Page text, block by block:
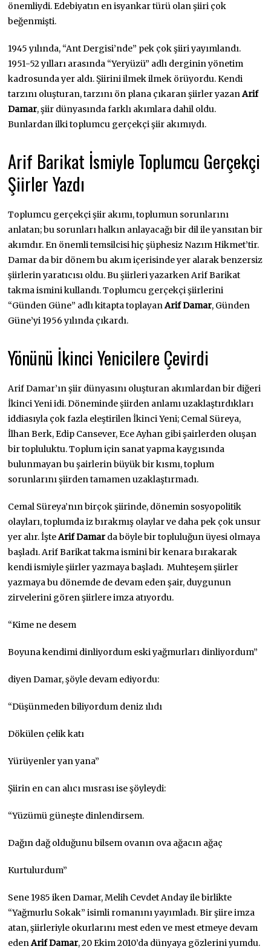
önemliydi. Edebiyatın en isyankar türü olan şiiri çok
beğenmişti.
1945 yılında, “Ant Dergisi’nde” pek çok şiiri yayımlandı.
1951-52 yılları arasında “Yeryüzü” adlı derginin yönetim
kadrosunda yer aldı. Şiirini ilmek ilmek örüyordu. Kendi
tarzını oluşturan, tarzını ön plana çıkaran şiirler yazanArif
Damar, şiir dünyasında farklı akımlara dahil oldu.
Bunlardan ilki toplumcu gerçekçi şiir akımıydı.
Arif Barikat İsmiyle Toplumcu Gerçekçi
Şiirler Yazdı
Toplumcu gerçekçi şiir akımı, toplumun sorunlarını
anlatan; bu sorunları halkın anlayacağı bir dil ile yansıtan bir
akımdır. En önemli temsilcisi hiç şüphesiz Nazım Hikmet’tir.
Damar da bir dönem bu akım içerisinde yer alarak benzersiz
şiirlerin yaratıcısı oldu. Bu şiirleri yazarken Arif Barikat
takma ismini kullandı. Toplumcu gerçekçi şiirlerini
“Günden Güne” adlı kitapta toplayanArif Damar, Günden
Güne’yi 1956 yılında çıkardı.
Yönünü İkinci Yenicilere Çevirdi
Arif Damar’ın şiir dünyasını oluşturan akımlardan bir diğeri
İkinci Yeni idi. Döneminde şiirden anlamı uzaklaştırdıkları
iddiasıyla çok fazla eleştirilen İkinci Yeni; Cemal Süreya,
İlhan Berk, Edip Cansever, Ece Ayhan gibi şairlerden oluşan
bir topluluktu. Toplum için sanat yapma kaygısında
bulunmayan bu şairlerin büyük bir kısmı, toplum
sorunlarını şiirden tamamen uzaklaştırmadı.
Cemal Süreya’nın birçok şiirinde, dönemin sosyopolitik
olayları, toplumda iz bırakmış olaylar ve daha pek çok unsur
yer alır. İşteArif Damar da böyle bir topluluğun üyesi olmaya
başladı. Arif Barikat takma ismini bir kenara bırakarak
kendi ismiyle şiirler yazmaya başladı. Muhteşem şiirler
yazmaya bu dönemde de devam eden şair, duygunun
zirvelerini gören şiirlere imza atıyordu.
“Kime ne desem
Boyuna kendimi dinliyordum eski yağmurları dinliyordum”
diyen Damar, şöyle devam ediyordu:
“Düşünmeden biliyordum deniz ılıdı
Dökülen çelik katı
Yürüyenler yan yana”
Şiirin en can alıcı mısrası ise şöyleydi:
“Yüzümü güneşte dinlendirsem.
Dağın dağ olduğunu bilsem ovanın ova ağacın ağaç
Kurtulurdum”
Sene 1985 iken Damar, Melih Cevdet Anday ile birlikte
“Yağmurlu Sokak” isimli romanını yayımladı. Bir şiire imza
atan, şiirleriyle okurlarını mest eden ve mest etmeye devam
edenArif Damar, 20 Ekim 2010’da dünyaya gözlerini yumdu.